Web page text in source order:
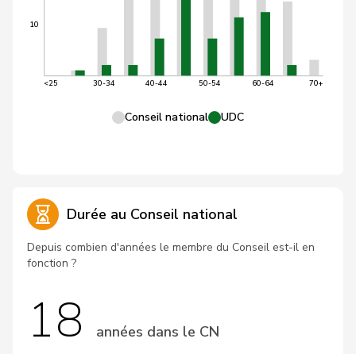
10
<25 30-34 40-44 50-54 60-64 70+
Conseil national UDC
Durée au Conseil national
Depuis combien d'années le membre du Conseil est-il en
fonction ?
18 années dans le CN